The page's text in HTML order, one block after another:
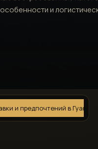
и
и предпочтений в